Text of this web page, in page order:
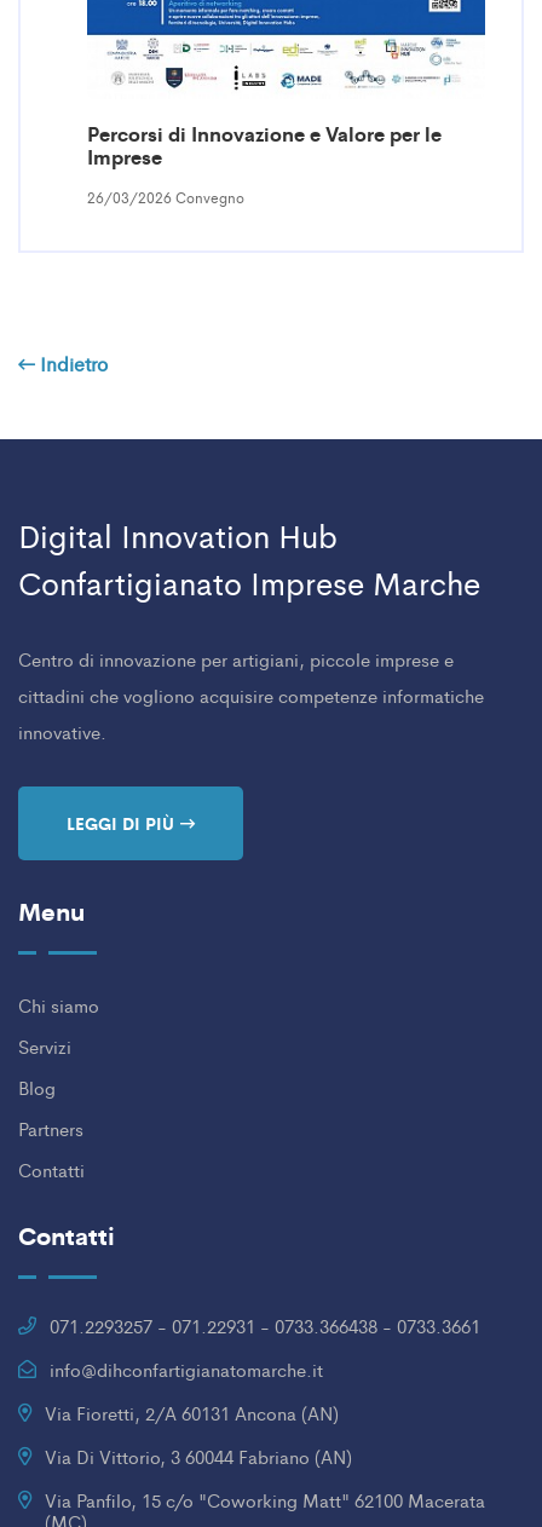
Percorsi di Innovazione e Valore per le
Imprese
26/03/2026 Convegno
Indietro
Digital Innovation Hub
Confartigianato Imprese Marche
Centro di innovazione per artigiani, piccole imprese e
cittadini che vogliono acquisire competenze informatiche
innovative.
LEGGI DI PIÙ
Menu
Chi siamo
Servizi
Blog
Partners
Contatti
Contatti
071.2293257 - 071.22931 - 0733.366438 - 0733.3661
info@dihconfartigianatomarche.it
Via Fioretti, 2/A 60131 Ancona (AN)
Via Di Vittorio, 3 60044 Fabriano (AN)
Via Panfilo, 15 c/o "Coworking Matt" 62100 Macerata
(MC)